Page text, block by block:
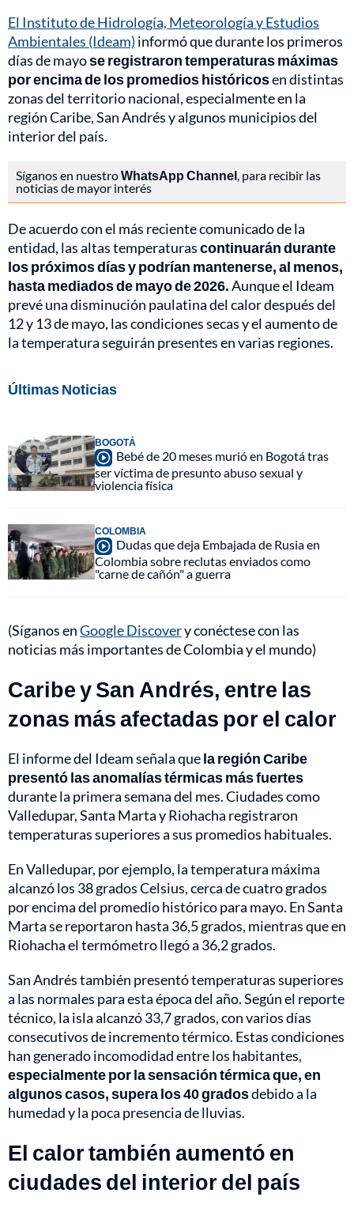
El Instituto de Hidrología, Meteorología y Estudios
Ambientales (Ideam) informó que durante los primeros
días de mayose registraron temperaturas máximas
por encima de los promedios históricosen distintas
zonas del territorio nacional, especialmente en la
región Caribe, San Andrés y algunos municipios del
interior del país.
Síganos en nuestroWhatsApp Channel, para recibir las
noticias de mayor interés
De acuerdo con el más reciente comunicado de la
entidad, las altas temperaturascontinuarán durante
los próximos días y podrían mantenerse, al menos,
hasta mediados de mayo de 2026.Aunque el Ideam
prevé una disminución paulatina del calor después del
12 y 13 de mayo, las condiciones secas y el aumento de
la temperatura seguirán presentes en varias regiones.
Últimas Noticias
BOGOTÁ
Bebé de 20 meses murió en Bogotá tras
ser víctima de presunto abuso sexual y
violencia física
COLOMBIA
Dudas que deja Embajada de Rusia en
Colombia sobre reclutas enviados como
"carne de cañón" a guerra
(Síganos enGoogle Discovery conéctese con las
noticias más importantes de Colombia y el mundo)
Caribe y San Andrés, entre las
zonas más afectadas por el calor
El informe del Ideam señala quela región Caribe
presentó las anomalías térmicas más fuertes
durante la primera semana del mes. Ciudades como
Valledupar, Santa Marta y Riohacha registraron
temperaturas superiores a sus promedios habituales.
En Valledupar, por ejemplo, la temperatura máxima
alcanzó los 38 grados Celsius, cerca de cuatro grados
por encima del promedio histórico para mayo. En Santa
Marta se reportaron hasta 36,5 grados, mientras que en
Riohacha el termómetro llegó a 36,2 grados.
San Andrés también presentó temperaturas superiores
a las normales para esta época del año. Según el reporte
técnico, la isla alcanzó 33,7 grados, con varios días
consecutivos de incremento térmico. Estas condiciones
han generado incomodidad entre los habitantes,
especialmente por la sensación térmica que, en
algunos casos, supera los 40 gradosdebido a la
humedad y la poca presencia de lluvias.
El calor también aumentó en
ciudades del interior del país